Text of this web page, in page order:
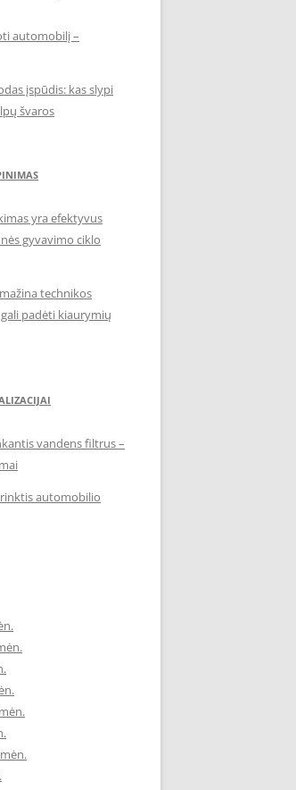
automobilį –
įspūdis: kas slypi
švaros
yra efektyvus
gyvavimo ciklo
technikos
padėti kiaurymių
vandens filtrus –
automobilio